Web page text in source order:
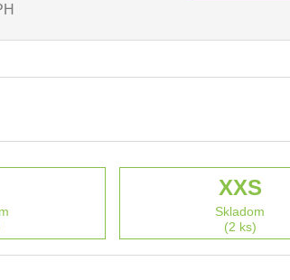
XXS
Skladom
(2 ks)